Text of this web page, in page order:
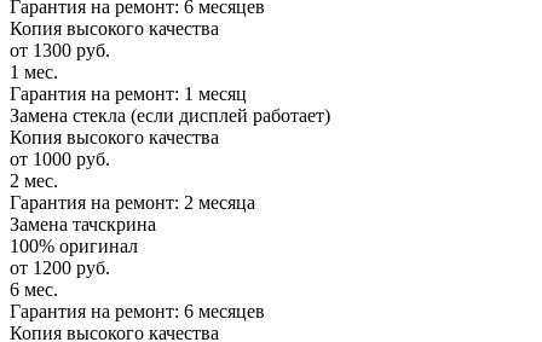
Гарантия на ремонт: 6 месяцев
Копия высокого качества
от 1300 руб.
1 мес.
Гарантия на ремонт: 1 месяц
Замена стекла (если дисплей работает)
Копия высокого качества
от 1000 руб.
2 мес.
Гарантия на ремонт: 2 месяца
Замена тачскрина
100% оригинал
от 1200 руб.
6 мес.
Гарантия на ремонт: 6 месяцев
Копия высокого качества